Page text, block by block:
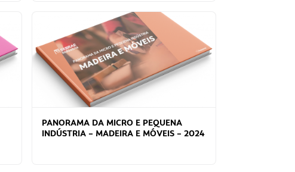
PANORAMA DA MICRO E PEQUENA
INDÚSTRIA – MADEIRA E MÓVEIS – 2024